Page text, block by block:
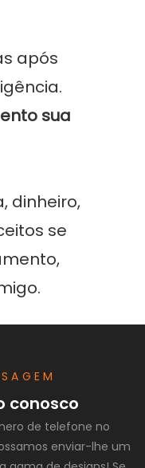
após
sua
dinheiro,
se
conosco
de telefone no
enviar-lhe um